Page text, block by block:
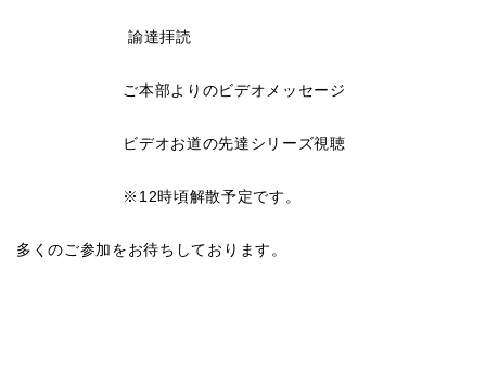
諭達拝読
ご本部よりのビデオメッセージ
ビデオお道の先達シリーズ視聴
※12時頃解散予定です。
多くのご参加をお待ちしております。